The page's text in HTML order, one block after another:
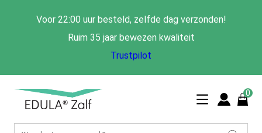
Voor 22:00 uur besteld, zelfde dag verzonden!
Ruim 35 jaar bewezen kwaliteit
Trustpilot
0